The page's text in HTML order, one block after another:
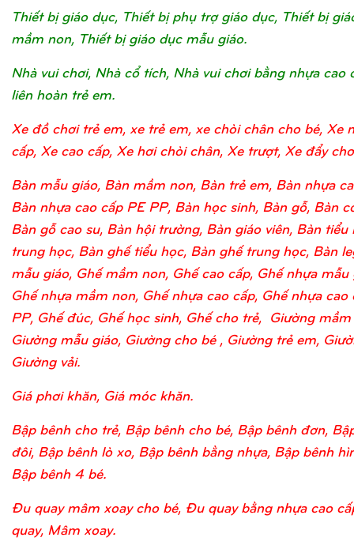
Thiết bị giáo dục, Thiết bị phụ trợ giáo dục, Thiết bị
mầm non, Thiết bị giáo dục mẫu giáo.
Nhà vui chơi, Nhà cổ tích, Nhà vui chơi bằng nhựa cao
liên hoàn trẻ em.
Xe đồ chơi trẻ em, xe trẻ em, xe chòi chân cho bé, Xe
cấp, Xe cao cấp, Xe hơi chòi chân, Xe trượt, Xe đẩy
Bàn mẫu giáo, Bàn mầm non, Bàn trẻ em, Bàn nhựa
Bàn nhựa cao cấp PE PP, Bàn học sinh, Bàn gỗ, Bàn
Bàn gỗ cao su, Bàn hội trường, Bàn giáo viên, Bàn tiểu
trung học, Bàn ghế tiểu học, Bàn ghế trung học, Bàn
mẫu giáo, Ghế mầm non, Ghế cao cấp, Ghế nhựa mẫu
Ghế nhựa mầm non, Ghế nhựa cao cấp, Ghế nhựa cao
PP, Ghế đúc, Ghế học sinh, Ghế cho trẻ, Giường
Giường mẫu giáo, Giường cho bé , Giường trẻ em,
Giường vải.
Giá phơi khăn, Giá móc khăn.
Bập bênh cho trẻ, Bập bênh cho bé, Bập bênh đơn,
đôi, Bập bênh lò xo, Bập bênh bằng nhựa, Bập bênh
Bập bênh 4 bé.
Đu quay mâm xoay cho bé, Đu quay bằng nhựa cao
quay, Mâm xoay.